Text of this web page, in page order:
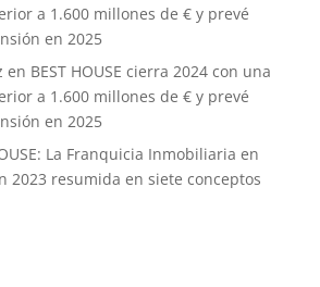
a 1.600 millones de € y prevé
en 2025
en BEST HOUSE cierra 2024 con una
a 1.600 millones de € y prevé
en 2025
La Franquicia Inmobiliaria en
2023 resumida en siete conceptos